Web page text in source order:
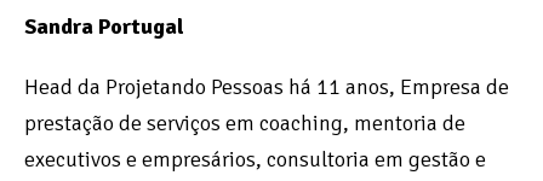
Sandra Portugal
Head da Projetando Pessoas há 11 anos, Empresa de
prestação de serviços em coaching, mentoria de
executivos e empresários, consultoria em gestão e